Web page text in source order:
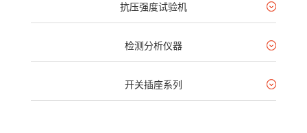
抗压强度试验机
检测分析仪器
开关插座系列